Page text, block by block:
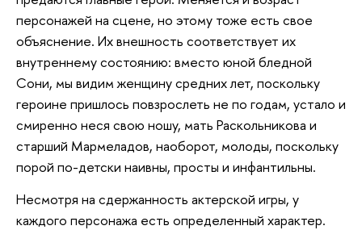
персонажей на сцене, но этому тоже есть свое
объяснение. Их внешность соответствует их
внутреннему состоянию: вместо юной бледной
Сони, мы видим женщину средних лет, поскольку
героине пришлось повзрослеть не по годам, устало и
смиренно неся свою ношу, мать Раскольникова и
старший Мармеладов, наоборот, молоды, поскольку
порой по-детски наивны, просты и инфантильны.
Несмотря на сдержанность актерской игры, у
каждого персонажа есть определенный характер.